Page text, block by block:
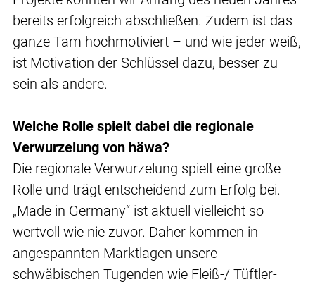
bereits erfolgreich abschließen. Zudem ist das
ganze Tam hochmotiviert – und wie jeder weiß,
ist Motivation der Schlüssel dazu, besser zu
sein als andere.
Welche Rolle spielt dabei die regionale
Verwurzelung von häwa?
Die regionale Verwurzelung spielt eine große
Rolle und trägt entscheidend zum Erfolg bei.
„Made in Germany“ ist aktuell vielleicht so
wertvoll wie nie zuvor. Daher kommen in
angespannten Marktlagen unsere
schwäbischen Tugenden wie Fleiß-/ Tüftler-